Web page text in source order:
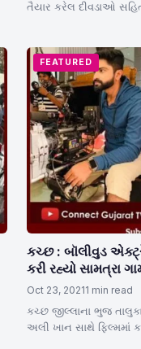
તૈયાર કરેલ દીવડાઓ
FEATURED
કચ્છ : બૉલીવુડ
કરી રહ્યો સામત્રા
Oct 23, 20211 min read
કચ્છ જીલ્લાના ભુજ
અલી ખાન સાથે ફિલ્મમાં